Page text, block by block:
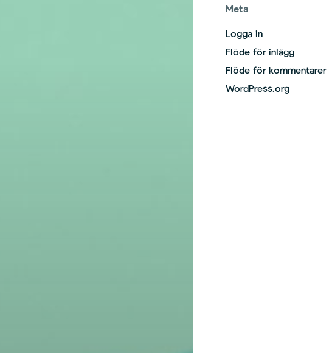
Meta
Logga in
Flöde för inlägg
Flöde för kommentarer
WordPress.org